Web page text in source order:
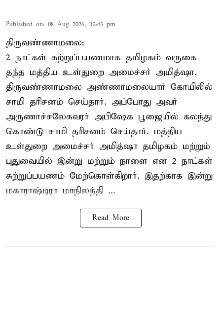
Published on: 08 Aug 2026, 12:43 pm
திருவண்ணாமலை:
2 நாட்கள் சுற்றுப்பயணமாக தமிழகம் வருகை
தந்த மத்திய உள்துறை அமைச்சர் அமித்ஷா,
திருவண்ணாமலை அண்ணாமலையார் கோயிலில்
சாமி தரிசனம் செய்தார். அப்போது அவர்
அருணாச்சலேசுவரர் அபிஷேக பூஜையில் கலந்து
கொண்டு சாமி தரிசனம் செய்தார். மத்திய
உள்துறை அமைச்சர் அமித்ஷா தமிழகம் மற்றும்
புதுவையில் இன்று மற்றும் நாளை என 2 நாட்கள்
சுற்றுப்பயணம் மேற்கொள்கிறார். இதற்காக இன்று
மகாராஷ்டிரா மாநிலத்தி ...
Read More